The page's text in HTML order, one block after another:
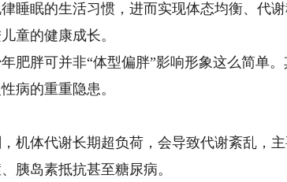
睡眠的生活习惯，进而实现体态均衡、代谢
童的健康成长。
胖可并非“体型偏胖”影响形象这么简单。
病的重重隐患。
体代谢长期超负荷，会导致代谢紊乱，主
胰岛素抵抗甚至糖尿病。